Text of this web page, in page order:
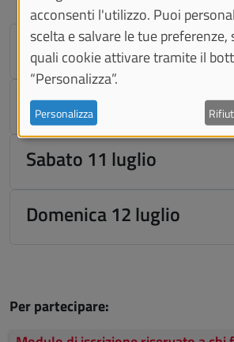
Giovedì 9 luglio
Venerdì 10 luglio
Sabato 11 luglio
Domenica 12 luglio
Per partecipare:
acconsenti l'utilizzo. Puoi
scelta e salvare le tue preferenze,
quali cookie attivare tramite il
“Personalizza”.
Personalizza